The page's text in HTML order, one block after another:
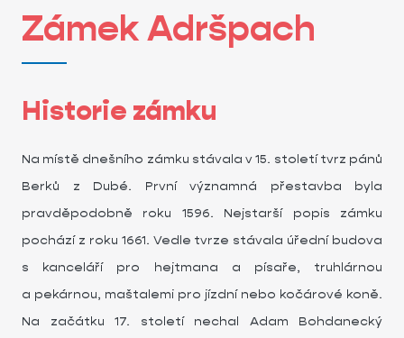
Zámek Adršpach
Historie zámku
Na místě dnešního zámku stávala v 15. století tvrz pánů
Berků z Dubé. První významná přestavba byla
pravděpodobně roku 1596. Nejstarší popis zámku
pochází z roku 1661. Vedle tvrze stávala úřední budova
s kanceláří pro hejtmana a písaře, truhlárnou
a pekárnou, maštalemi pro jízdní nebo kočárové koně.
Na začátku 17. století nechal Adam Bohdanecký